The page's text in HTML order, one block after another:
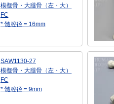
模擬骨・大腿骨（左・大）
FC
* 髄腔径 = 16mm
SAW1130-27
模擬骨・大腿骨（左・大）
FC
* 髄腔径 = 9mm